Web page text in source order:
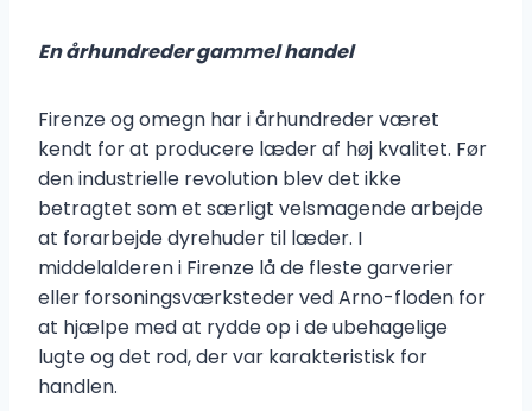
En århundreder gammel handel
Firenze og omegn har i århundreder været
kendt for at producere læder af høj kvalitet. Før
den industrielle revolution blev det ikke
betragtet som et særligt velsmagende arbejde
at forarbejde dyrehuder til læder. I
middelalderen i Firenze lå de fleste garverier
eller forsoningsværksteder ved Arno-floden for
at hjælpe med at rydde op i de ubehagelige
lugte og det rod, der var karakteristisk for
handlen.